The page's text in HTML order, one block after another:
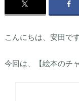
こんにちは、安田です
今回は、【絵本のチ